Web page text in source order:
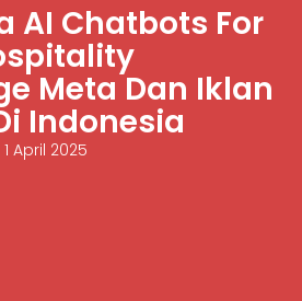
AI Chatbots For
Meta Dan Iklan
Indonesia
1 April 2025